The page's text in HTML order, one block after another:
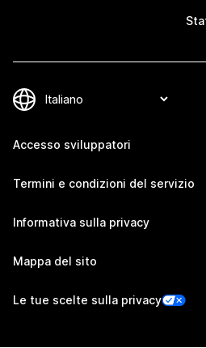
Accesso sviluppatori
Termini e condizioni del servizio
Informativa sulla privacy
Mappa del sito
Le tue scelte sulla privacy